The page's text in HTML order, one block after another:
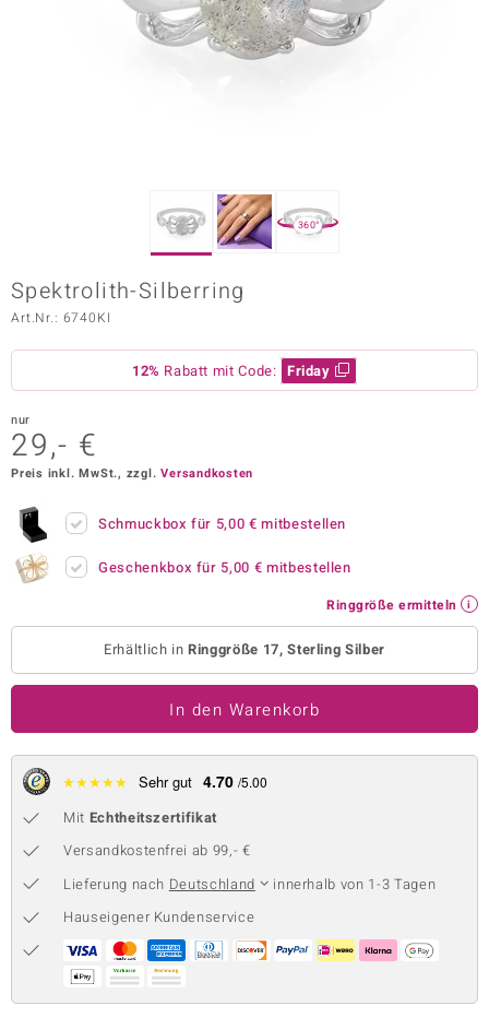
360°
Spektrolith-Silberring
Art.Nr.: 6740KI
12% Rabatt mit Code: Friday
nur
29,- €
Preis inkl. MwSt., zzgl.Versandkosten
Schmuckbox für 5,00 € mitbestellen
Geschenkbox für 5,00 € mitbestellen
Ringgröße ermitteln
Erhältlich inRinggröße 17, Sterling Silber
In den Warenkorb
★★★★★ Sehr gut 4.70 /5.00
Mit Echtheitszertifikat
Versandkostenfrei ab 99,- €
Lieferung nach Deutschland
innerhalb von 1-3 Tagen
Hauseigener Kundenservice